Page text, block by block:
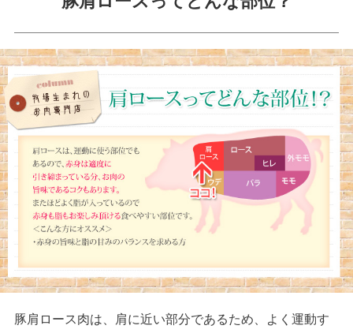
豚肩ロース肉は、肩に近い部分であるため、よく運動す